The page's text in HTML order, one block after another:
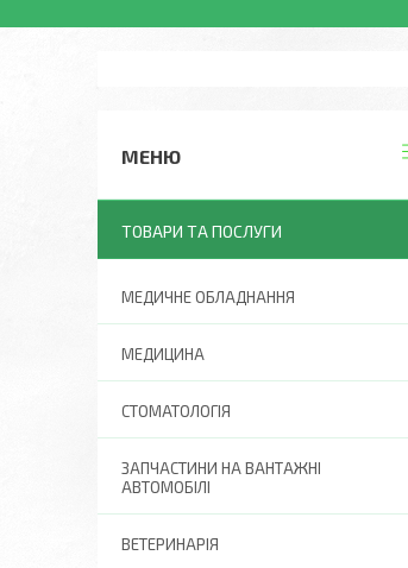
ТОВАРИ ТА ПОСЛУГИ
МЕДИЧНЕ ОБЛАДНАННЯ
МЕДИЦИНА
СТОМАТОЛОГІЯ
ЗАПЧАСТИНИ НА ВАНТАЖНІ
АВТОМОБІЛІ
ВЕТЕРИНАРІЯ